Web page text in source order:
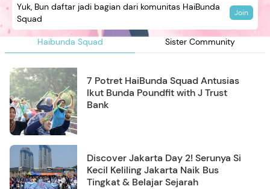
Haibunda Squad Sister Community
Yuk, Bun daftar jadi bagian dari komunitas HaiBunda
Squad
Join
7 Potret HaiBunda Squad Antusias
Ikut Bunda Poundfit with J Trust
Bank
Discover Jakarta Day 2! Serunya Si
Kecil Keliling Jakarta Naik Bus
Tingkat & Belajar Sejarah